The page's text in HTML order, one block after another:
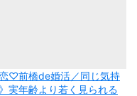
♡前橋de婚活／同じ気持
実年齢より若く見られる